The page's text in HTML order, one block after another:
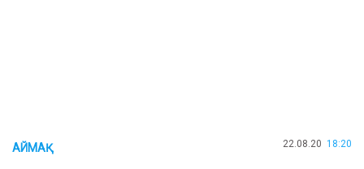
АЙМАҚ 22.08.20 18:20